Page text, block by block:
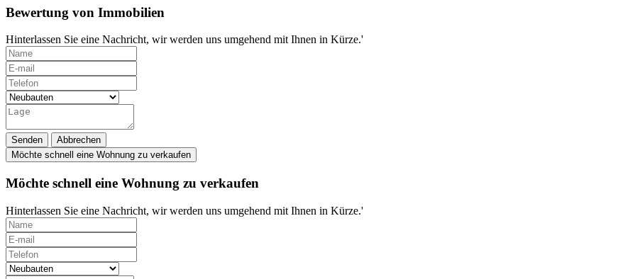
Bewertung von Immobilien
Hinterlassen Sie eine Nachricht, wir werden uns umgehend mit Ihnen in Kürze.'
Senden
Abbrechen
Möchte schnell eine Wohnung zu verkaufen
Möchte schnell eine Wohnung zu verkaufen
Hinterlassen Sie eine Nachricht, wir werden uns umgehend mit Ihnen in Kürze.'